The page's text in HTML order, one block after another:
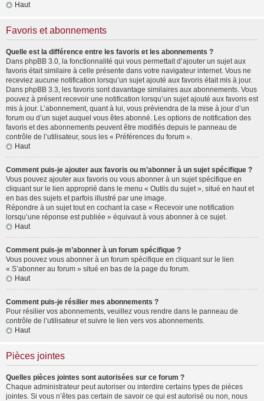
Haut
Favoris et abonnements
Quelle est la différence entre les favoris et les abonnements ?
Dans phpBB 3.0, la fonctionnalité qui vous permettait d’ajouter un sujet aux
favoris était similaire à celle présente dans votre navigateur internet. Vous ne
receviez aucune notification lorsqu’un sujet ajouté aux favoris était mis à jour.
Dans phpBB 3.3, les favoris sont davantage similaires aux abonnements. Vous
pouvez à présent recevoir une notification lorsqu’un sujet ajouté aux favoris est
mis à jour. L’abonnement, quant à lui, vous préviendra de la mise à jour d’un
forum ou d’un sujet auquel vous êtes abonné. Les options de notification des
favoris et des abonnements peuvent être modifiés depuis le panneau de
contrôle de l’utilisateur, sous les « Préférences du forum ».
Haut
Comment puis-je ajouter aux favoris ou m’abonner à un sujet spécifique ?
Vous pouvez ajouter aux favoris ou vous abonner à un sujet spécifique en
cliquant sur le lien approprié dans le menu « Outils du sujet », situé en haut et
en bas des sujets et parfois illustré par une image.
Répondre à un sujet tout en cochant la case « Recevoir une notification
lorsqu’une réponse est publiée » équivaut à vous abonner à ce sujet.
Haut
Comment puis-je m’abonner à un forum spécifique ?
Vous pouvez vous abonner à un forum spécifique en cliquant sur le lien
« S’abonner au forum » situé en bas de la page du forum.
Haut
Comment puis-je résilier mes abonnements ?
Pour résilier vos abonnements, veuillez vous rendre dans le panneau de
contrôle de l’utilisateur et suivre le lien vers vos abonnements.
Haut
Pièces jointes
Quelles pièces jointes sont autorisées sur ce forum ?
Chaque administrateur peut autoriser ou interdire certains types de pièces
jointes. Si vous n’êtes pas certain de savoir ce qui est autorisé ou non, nous